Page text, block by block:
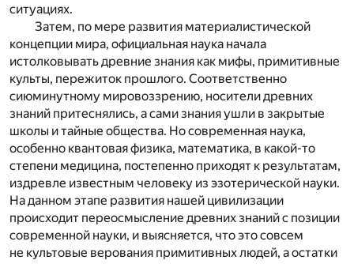
ситуациях.
Затем, по мере развития материалистической
концепции мира, официальная наука начала
истолковывать древние знания как мифы, примитивные
культы, пережиток прошлого. Соответственно
сиюминутному мировоззрению, носители древних
знаний притеснялись, а сами знания ушли в закрытые
школы и тайные общества. Но современная наука,
особенно квантовая физика, математика, в какой-то
степени медицина, постепенно приходят к результатам,
издревле известным человеку из эзотерической науки.
На данном этапе развития нашей цивилизации
происходит переосмысление древних знаний с позиции
современной науки, и выясняется, что это совсем
не культовые верования примитивных людей, а остатки